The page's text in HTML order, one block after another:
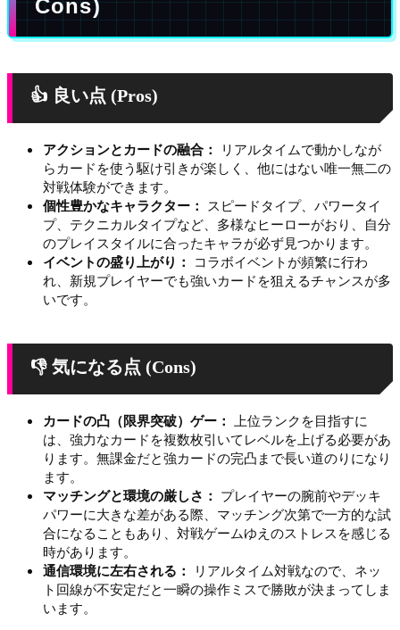
Cons)
👍 良い点 (Pros)
アクションとカードの融合：
リアルタイムで動かしなが
らカードを使う駆け引きが楽しく、他にはない唯一無二の
対戦体験ができます。
個性豊かなキャラクター： スピードタイプ、パワータイ
プ、テクニカルタイプなど、多様なヒーローがおり、自分
のプレイスタイルに合ったキャラが必ず見つかります。
イベントの盛り上がり： コラボイベントが頻繁に行わ
れ、新規プレイヤーでも強いカードを狙えるチャンスが多
いです。
👎 気になる点 (Cons)
カードの凸（限界突破）ゲー： 上位ランクを目指すに
は、強力なカードを複数枚引いてレベルを上げる必要があ
ります。無課金だと強カードの完凸まで長い道のりになり
ます。
マッチングと環境の厳しさ： プレイヤーの腕前やデッキ
パワーに大きな差がある際、マッチング次第で一方的な試
合になることもあり、対戦ゲームゆえのストレスを感じる
時があります。
通信環境に左右される：
リアルタイム対戦なので、ネッ
ト回線が不安定だと一瞬の操作ミスで勝敗が決まってしま
います。